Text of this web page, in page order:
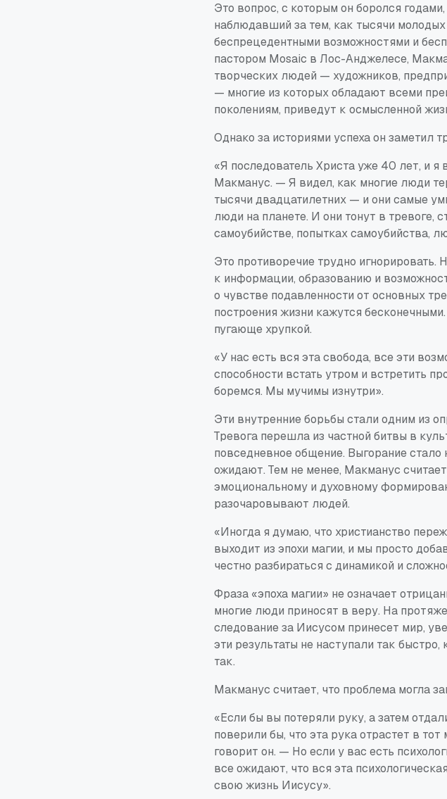
Это вопрос, с которым он боролся
наблюдавший за тем, как тысячи
беспрецедентными возможностями и
пастором Mosaic в Лос-Анджелесе,
творческих людей — художников,
— многие из которых обладают всеми
поколениям, приведут к осмысленной
Однако за историями успеха он заметил
«Я последователь Христа уже 40 лет, и
Макманус. — Я видел, как многие люди
тысячи двадцатилетних — и они самые
люди на планете. И они тонут в тревоге,
самоубийстве, попытках самоубийства,
Это противоречие трудно
к информации, образованию и
о чувстве подавленности от основных
построения жизни кажутся
пугающе хрупкой.
«У нас есть вся эта свобода, все эти
способности встать утром и встретить
боремся. Мы мучимы изнутри».
Эти внутренние борьбы стали одним из
Тревога перешла из частной битвы в
повседневное общение. Выгорание стало
ожидают. Тем не менее, Макманус
эмоциональному и духовному
разочаровывают людей.
«Иногда я думаю, что христианство
выходит из эпохи магии, и мы просто
честно разбираться с динамикой и
Фраза «эпоха магии» не означает
многие люди приносят в веру. На
следование за Иисусом принесет мир,
эти результаты не наступали так
так.
Макманус считает, что проблема могла
«Если бы вы потеряли руку, а затем
поверили бы, что эта рука отрастет в
говорит он. — Но если у вас есть
все ожидают, что вся эта
свою жизнь Иисусу».